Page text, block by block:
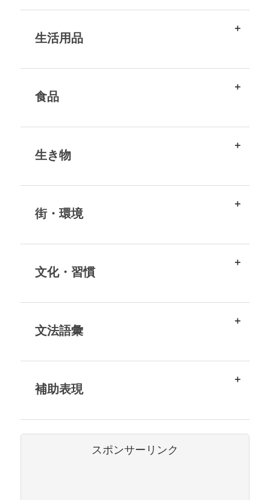
生活用品
食品
生き物
街・環境
文化・習慣
文法語彙
補助表現
スポンサーリンク